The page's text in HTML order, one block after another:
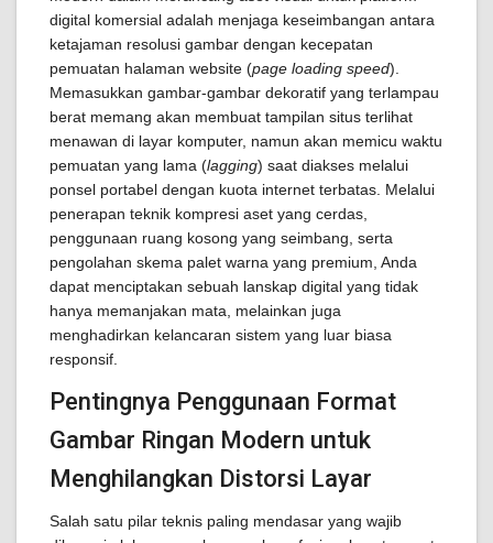
digital komersial adalah menjaga keseimbangan antara
ketajaman resolusi gambar dengan kecepatan
pemuatan halaman website (page loading speed).
Memasukkan gambar-gambar dekoratif yang terlampau
berat memang akan membuat tampilan situs terlihat
menawan di layar komputer, namun akan memicu waktu
pemuatan yang lama (lagging) saat diakses melalui
ponsel portabel dengan kuota internet terbatas. Melalui
penerapan teknik kompresi aset yang cerdas,
penggunaan ruang kosong yang seimbang, serta
pengolahan skema palet warna yang premium, Anda
dapat menciptakan sebuah lanskap digital yang tidak
hanya memanjakan mata, melainkan juga
menghadirkan kelancaran sistem yang luar biasa
responsif.
Pentingnya Penggunaan Format
Gambar Ringan Modern untuk
Menghilangkan Distorsi Layar
Salah satu pilar teknis paling mendasar yang wajib